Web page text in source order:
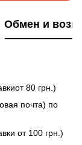
Обмен и
80 грн.)
почта) по
от 100 грн.)